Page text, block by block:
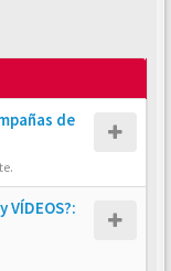
de
VÍDEOS?: